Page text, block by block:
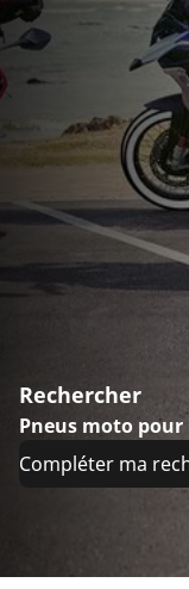
Rechercher
Pneus moto pour
Compléter ma